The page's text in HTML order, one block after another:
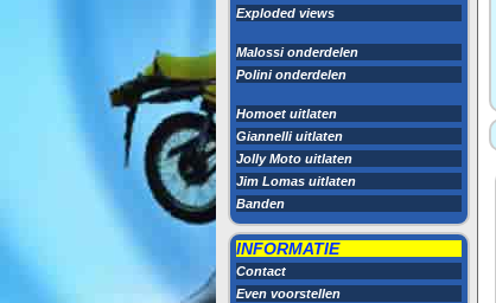
Exploded views
Malossi onderdelen
Polini onderdelen
Homoet uitlaten
Giannelli uitlaten
Jolly Moto uitlaten
Jim Lomas uitlaten
Banden
INFORMATIE
Contact
Even voorstellen